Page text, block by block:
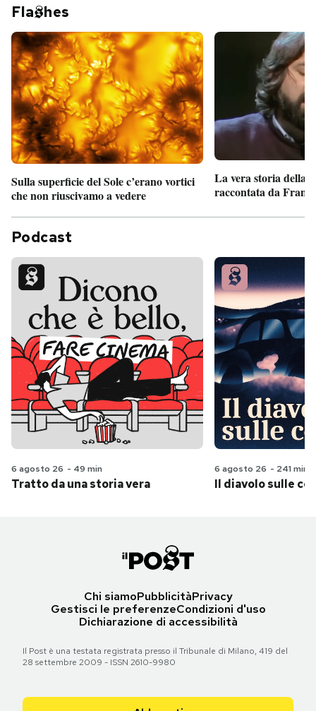
Fla hes
Sulla superficie del Sole c’erano vortici
che non riuscivamo a vedere
La vera storia della
raccontata da
Podcast
6 agosto 26 - 49 min
Tratto da una storia vera
6 agosto 26 - 241 min
Il diavolo sulle
Chi siamoPubblicitàPrivacy
Gestisci le preferenzeCondizioni d'uso
Dichiarazione di accessibilità
Il Post è una testata registrata presso il Tribunale di Milano, 419 del
28 settembre 2009 - ISSN 2610-9980